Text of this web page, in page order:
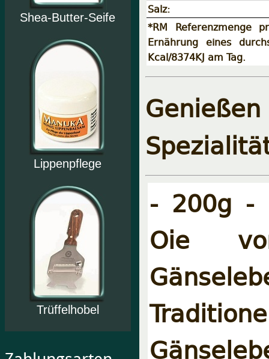
Shea-Butter-Seife
Lippenpflege
Trüffelhobel
Salz:
*RM Referenzmenge
Ernährung eines
Kcal/8374KJ am Tag.
- 200g -
Oie